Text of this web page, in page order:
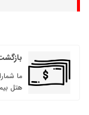
بازگشت ۱۰۰
ما
هتل